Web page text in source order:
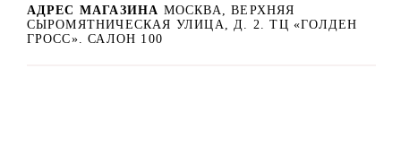
АДРЕС МАГАЗИНА МОСКВА, ВЕРХНЯЯ
СЫРОМЯТНИЧЕСКАЯ УЛИЦА, Д. 2. ТЦ «ГОЛДЕН
ГРОСС». САЛОН 100